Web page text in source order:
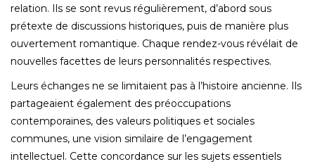
relation. Ils se sont revus régulièrement, d’abord sous
prétexte de discussions historiques, puis de manière plus
ouvertement romantique. Chaque rendez-vous révélait de
nouvelles facettes de leurs personnalités respectives.
Leurs échanges ne se limitaient pas à l’histoire ancienne. Ils
partageaient également des préoccupations
contemporaines, des valeurs politiques et sociales
communes, une vision similaire de l’engagement
intellectuel. Cette concordance sur les sujets essentiels